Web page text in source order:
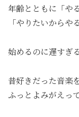
年齢とともに「や
「やりたいからや
始めるのに遅すぎ
昔好きだった音楽
ふっとよみがえっ